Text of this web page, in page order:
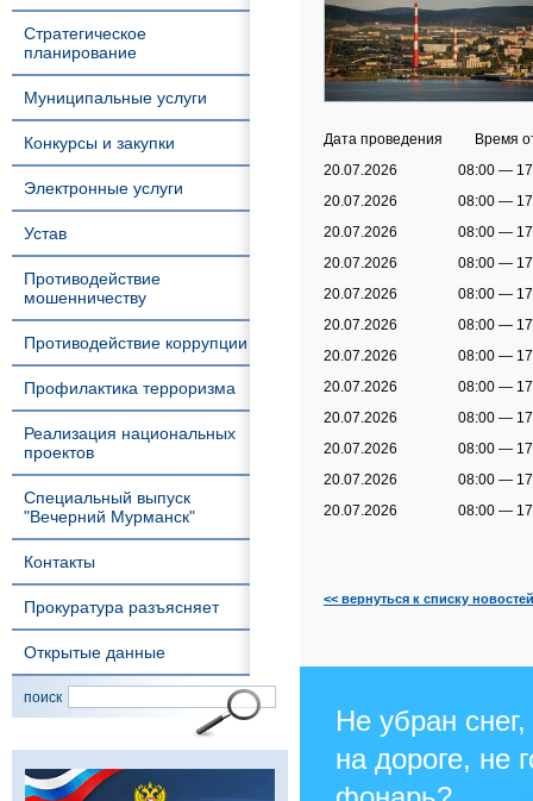
Стратегическое
планирование
Муниципальные услуги
Конкурсы и закупки
Электронные услуги
Устав
Противодействие
мошенничеству
Противодействие коррупции
Профилактика терроризма
Реализация национальных
проектов
Специальный выпуск
"Вечерний Мурманск"
Контакты
Прокуратура разъясняет
Открытые данные
поиск
Дата проведения Время
20.07.2026 08:00
20.07.2026 08:00
20.07.2026 08:00 —
20.07.2026 08:00 —
20.07.2026 08:00 —
20.07.2026 08:00 —
20.07.2026 08:00 —
20.07.2026 08:00 —
20.07.2026 08:00 —
20.07.2026 08:00 —
20.07.2026 08:00 —
20.07.2026 08:00 —
<< вернуться к списку новостей
Не убран
на дороге, не